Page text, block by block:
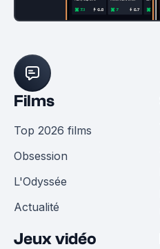
Films
Top 2026 films
Obsession
L'Odyssée
Actualité
Jeux vidéo